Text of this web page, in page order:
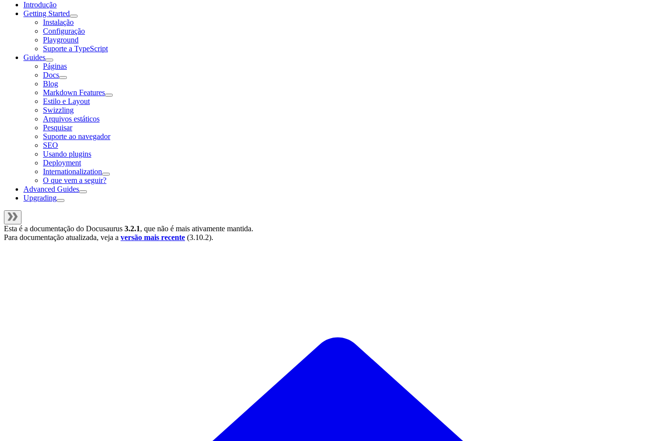
Introdução
Getting Started
Instalação
Configuração
Playground
Suporte a TypeScript
Guides
Páginas
Docs
Blog
Markdown Features
Estilo e Layout
Swizzling
Arquivos estáticos
Pesquisar
Suporte ao navegador
SEO
Usando plugins
Deployment
Internationalization
O que vem a seguir?
Advanced Guides
Upgrading
Esta é a documentação do Docusaurus 3.2.1, que não é mais ativamente mantida.
Para documentação atualizada, veja a versão mais recente (3.10.2).